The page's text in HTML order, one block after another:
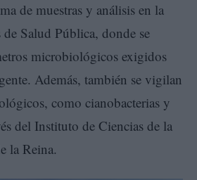
de muestras y análisis en la
Salud Pública, donde se
microbiológicos exigidos
Además, también se vigilan
como cianobacterias y
del Instituto de Ciencias de la
la Reina.